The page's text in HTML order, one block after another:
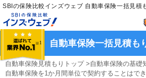
SBIの保険比較インズウェブ 自動車保険一括見積
自動車保険一括見積も
自動車保険見積もりトップ>自動車保険の基礎
自動車保険を1か月間単位で契約することはで